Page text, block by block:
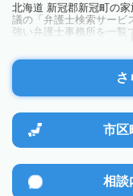
北海道 新冠郡新冠町の
議の「弁護士検索サービ
強い弁護士事務所を一覧
みを抱えている方は一
さ
市区
相談